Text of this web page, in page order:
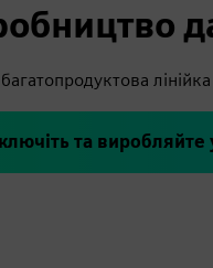
та виробляйте